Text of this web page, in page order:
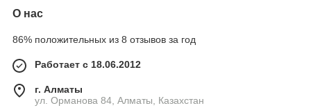
О нас
86% положительных из 8 отзывов за год
Работает с 18.06.2012
г. Алматы
ул. Орманова 84, Алматы, Казахстан